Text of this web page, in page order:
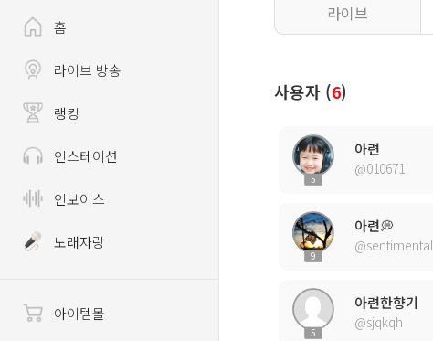
홈
라이브 방송
랭킹
인스테이션
인보이스
노래자랑
아이템몰
라이브
사용자 (6)
5
아련
@010671
9
아련💭
@sentimental
5
아련한향기
@sjqkqh